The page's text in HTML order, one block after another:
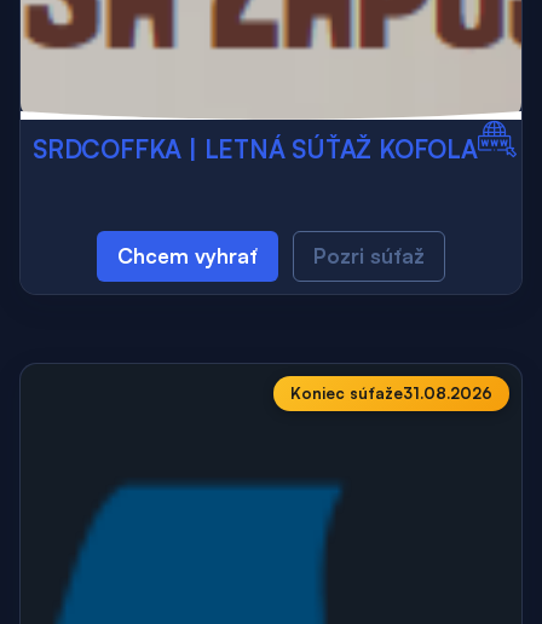
SRDCOFFKA | LETNÁ SÚŤAŽ KOFOLA
Chcem vyhrať Pozri súťaž
Koniec súťaže31.08.2026